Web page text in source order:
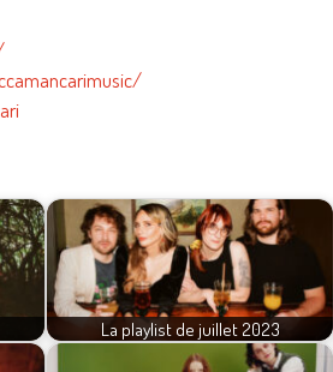
La playlist de juillet 2023